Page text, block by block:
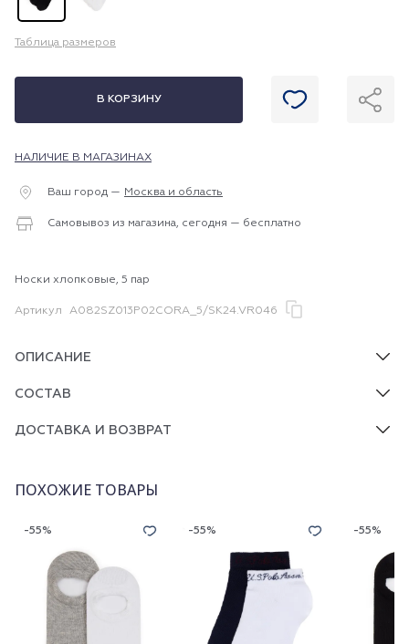
Таблица размеров
В КОРЗИНУ
НАЛИЧИЕ В МАГАЗИНАХ
Ваш город — Москва и область
Самовывоз из магазина, сегодня — бесплатно
Носки хлопковые, 5 пар
Артикул A082SZ013P02CORA_5/SK24.VR046
ОПИСАНИЕ
СОСТАВ
ДОСТАВКА И ВОЗВРАТ
ПОХОЖИЕ ТОВАРЫ
-55% -55% -55%